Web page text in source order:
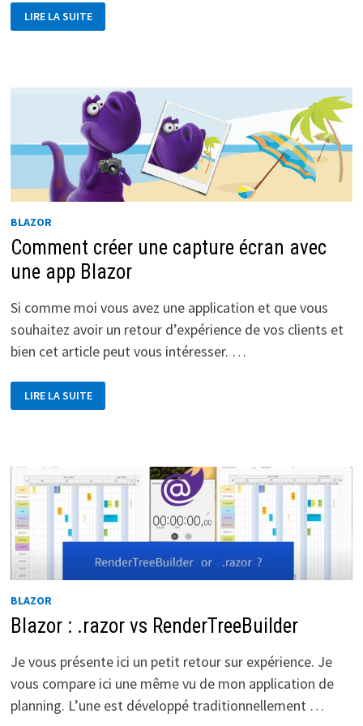
ASTUCE
:
CRÉER
D’UNE
LIRE LA SUITE
BLAZOR
Comment créer une capture écran avec
une app Blazor
Si comme moi vous avez une application et que vous
souhaitez avoir un retour d’expérience de vos clients et
bien cet article peut vous intéresser. …
CRÉER
UNE
APP
BLAZOR
LIRE LA SUITE
BLAZOR
Blazor : .razor vs RenderTreeBuilder
Je vous présente ici un petit retour sur expérience. Je
vous compare ici une même vu de mon application de
planning. L’une est développé traditionnellement …